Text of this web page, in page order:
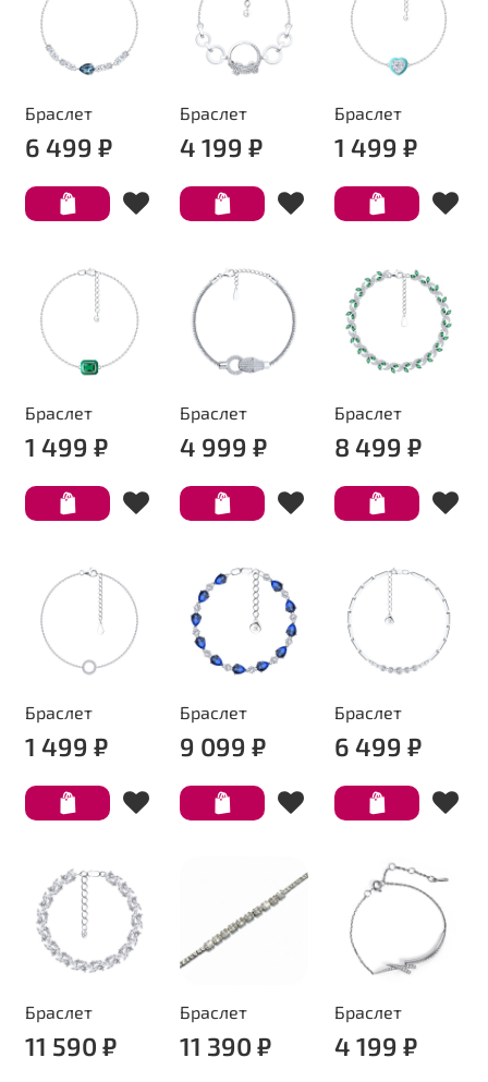
Браслет
6 499 ₽
Браслет
4 199 ₽
Браслет
1 499 ₽
Браслет
1 499 ₽
Браслет
4 999 ₽
Браслет
8 499 ₽
Браслет
1 499 ₽
Браслет
9 099 ₽
Браслет
6 499 ₽
Браслет
11 590 ₽
Браслет
11 390 ₽
Браслет
4 199 ₽